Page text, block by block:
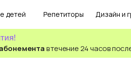
детей Репетиторы Дизайн и
в течение 24 часов